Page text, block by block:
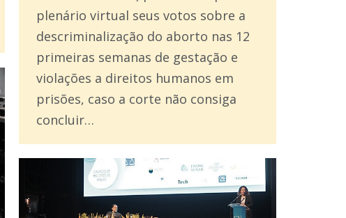
plenário virtual seus votos sobre a
descriminalização do aborto nas 12
primeiras semanas de gestação e
violações a direitos humanos em
prisões, caso a corte não consiga
concluir…